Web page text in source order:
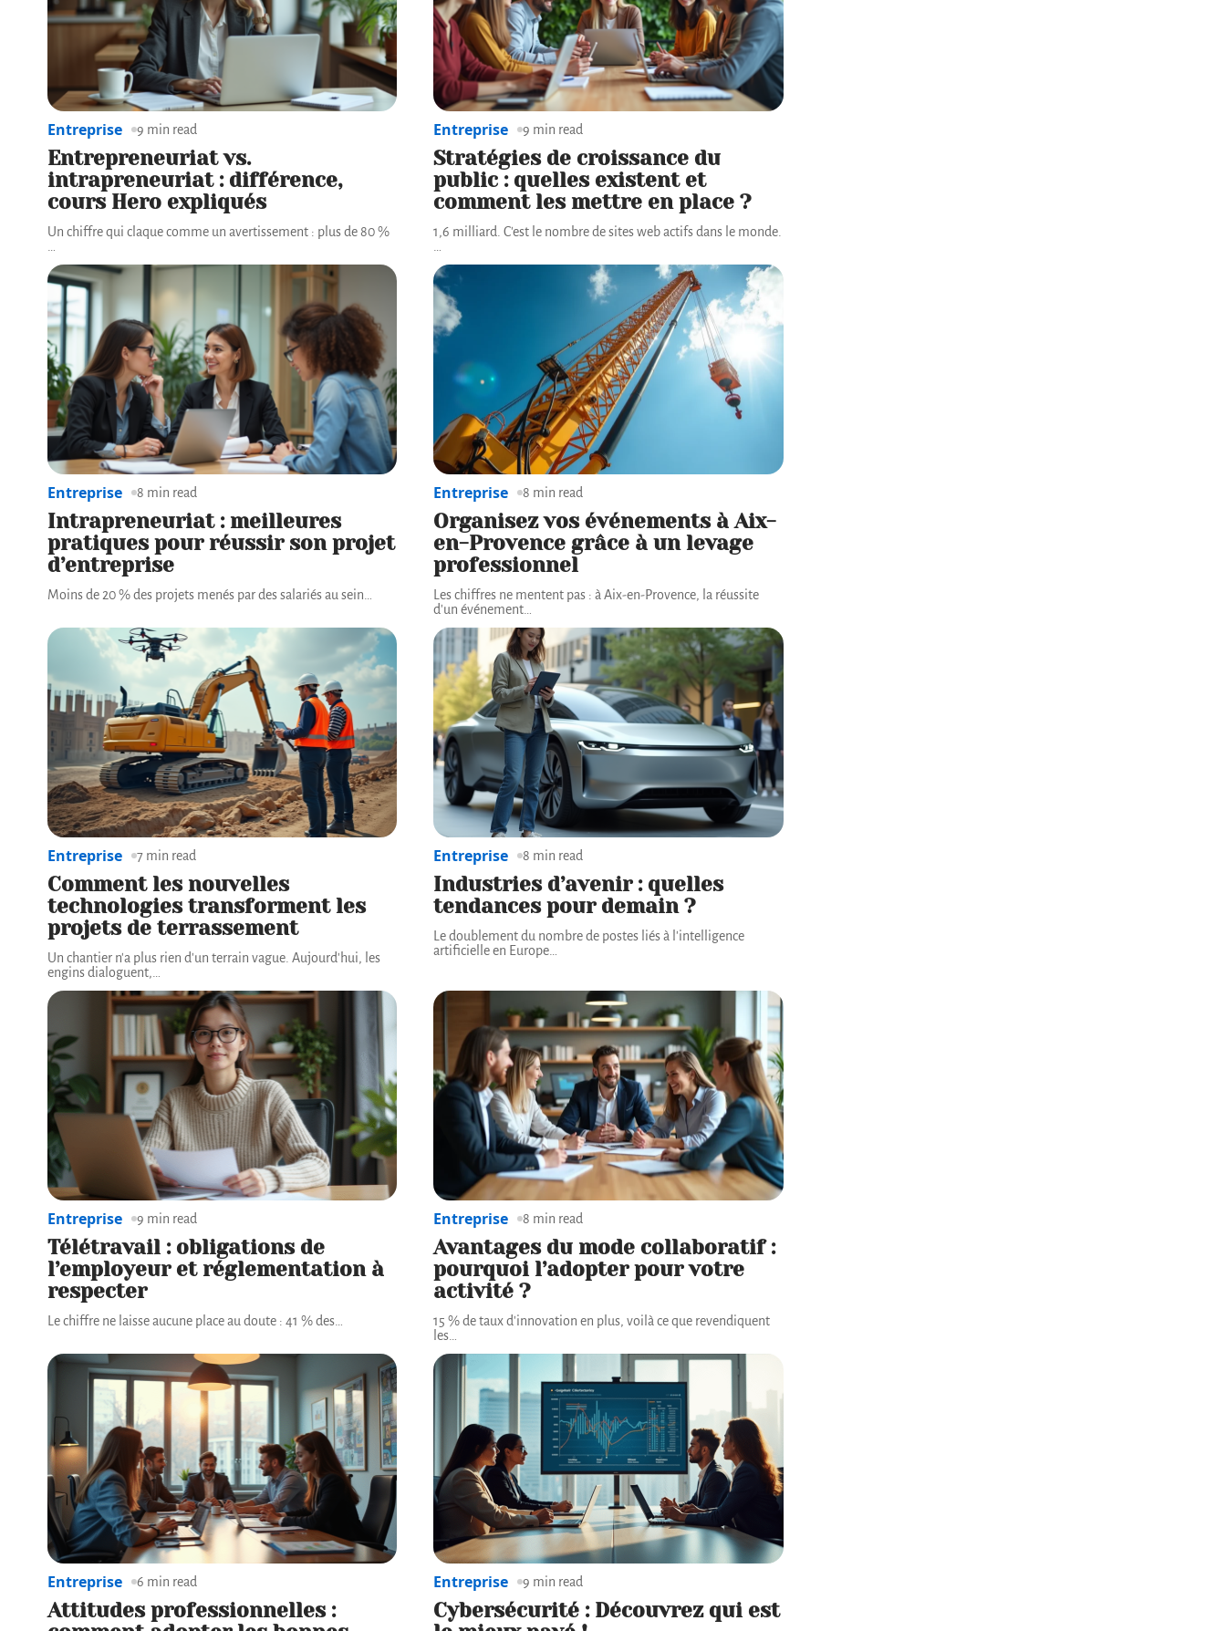
Entrepreneuriat vs.
intrapreneuriat : différence,
cours Hero expliqués
Un chiffre qui claque comme un avertissement : plus de 80 %
Entreprise 9 min read
Stratégies de croissance du
public : quelles existent et
comment les mettre en place ?
1,6 milliard. C'est le nombre de sites web actifs dans le monde.
Entreprise 9 min read
Intrapreneuriat : meilleures
pratiques pour réussir son projet
d’entreprise
Moins de 20 % des projets menés par des salariés au sein
Entreprise 8 min read
Organisez vos événements à Aix-
en-Provence grâce à un levage
professionnel
Les chiffres ne mentent pas : à Aix-en-Provence, la réussite
d'un événement
Entreprise 8 min read
Comment les nouvelles
technologies transforment les
projets de terrassement
Un chantier n'a plus rien d'un terrain vague. Aujourd'hui, les
engins dialoguent,
Entreprise 7 min read
Industries d’avenir : quelles
tendances pour demain ?
Le doublement du nombre de postes liés à l'intelligence
artificielle en Europe
Entreprise 8 min read
Télétravail : obligations de
l’employeur et réglementation à
respecter
Le chiffre ne laisse aucune place au doute : 41 % des
Entreprise 9 min read
Avantages du mode collaboratif :
pourquoi l’adopter pour votre
activité ?
15 % de taux d'innovation en plus, voilà ce que revendiquent
les
Entreprise 8 min read
Attitudes professionnelles :
Entreprise 6 min read
Cybersécurité : Découvrez qui est
Entreprise 9 min read